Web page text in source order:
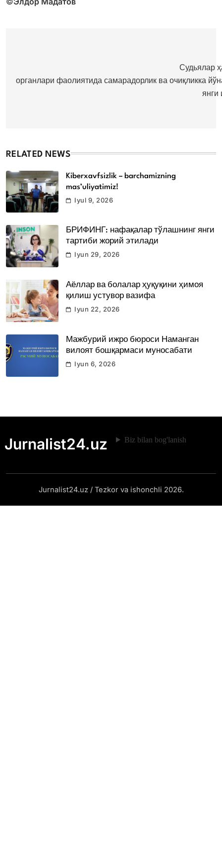
Судьялар
органлари фаолиятида самарадорлик ва очиқликка
янги
RELATED NEWS
Kiberxavfsizlik – barchamizning
mas’uliyatimiz!
Iyul 9, 2026
БРИФИНГ: нафақалар тўлашнинг янги
тартиби жорий этилади
Iyun 29, 2026
Аёллар ва болалар ҳуқуқини ҳимоя
қилиш устувор вазифа
Iyun 22, 2026
Мажбурий ижро бюроси Наманган
вилоят бошқармаси муносабати
Iyun 6, 2026
Jurnalist24.uz Biz bilan bog'lanish
Jurnalist24.uz / Tezkor va ishonchli 2026.